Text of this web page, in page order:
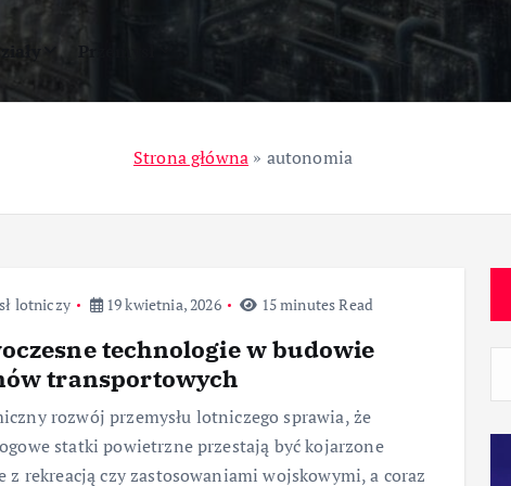
Przemysł
Strona główna » autonomia
lotniczy 19 kwietnia, 2026 15 minutes Read
technologie w budowie
transportowych
rozwój przemysłu lotniczego sprawia, że
statki powietrzne przestają być kojarzone
z rekreacją czy zastosowaniami wojskowymi, a coraz